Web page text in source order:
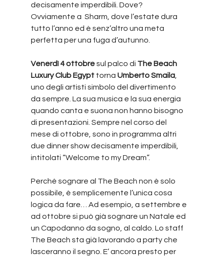
decisamente imperdibili. Dove?
Ovviamente a  Sharm, dove l’estate dura
tutto l’anno ed è senz’altro una meta
perfetta per una fuga d’autunno.
Venerdì 4 ottobre sul palco di The Beach
Luxury Club Egypt torna Umberto Smaila,
uno degli artisti simbolo del divertimento
da sempre. La sua musica e la sua energia
quando canta e suona non hanno bisogno
di presentazioni. Sempre nel corso del
mese di ottobre, sono in programma altri
due dinner show decisamente imperdibili,
intitolati “Welcome to my Dream”.
Perché sognare al The Beach non è solo
possibile, è semplicemente l’unica cosa
logica da fare… Ad esempio, a settembre e
ad ottobre si può già sognare un Natale ed
un Capodanno da sogno, al caldo. Lo staff
The Beach sta già lavorando a party che
lasceranno il segno. E’ ancora presto per